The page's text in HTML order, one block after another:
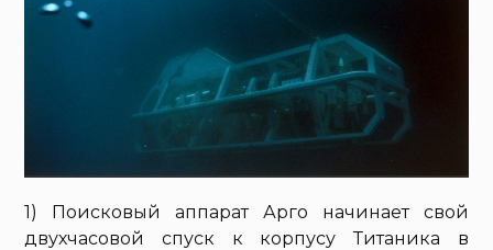
1) Поисковый аппарат Арго начинает свой
двухчасовой спуск к корпусу Титаника в